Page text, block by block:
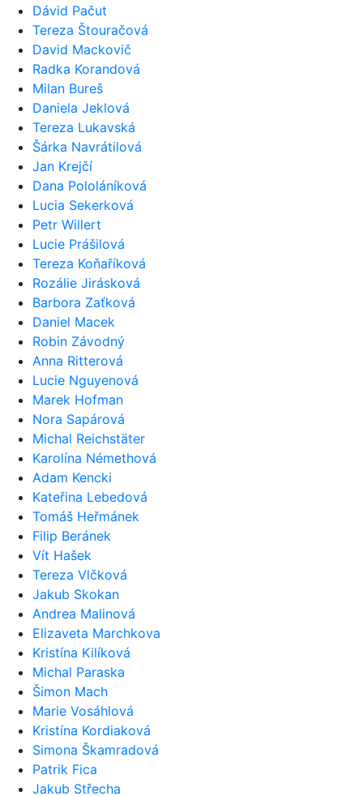
Dávid Pačut
Tereza Štouračová
David Mackovič
Radka Korandová
Milan Bureš
Daniela Jeklová
Tereza Lukavská
Šárka Navrátilová
Jan Krejčí
Dana Pololáníková
Lucia Sekerková
Petr Willert
Lucie Prášilová
Tereza Koňaříková
Rozálie Jirásková
Barbora Zaťková
Daniel Macek
Robin Závodný
Anna Ritterová
Lucie Nguyenová
Marek Hofman
Nora Sapárová
Michal Reichstäter
Karolína Némethová
Adam Kencki
Kateřina Lebedová
Tomáš Heřmánek
Filip Beránek
Vít Hašek
Tereza Vlčková
Jakub Skokan
Andrea Malinová
Elizaveta Marchkova
Kristína Kilíková
Michal Paraska
Šimon Mach
Marie Vosáhlová
Kristína Kordiaková
Simona Škamradová
Patrik Fica
Jakub Střecha